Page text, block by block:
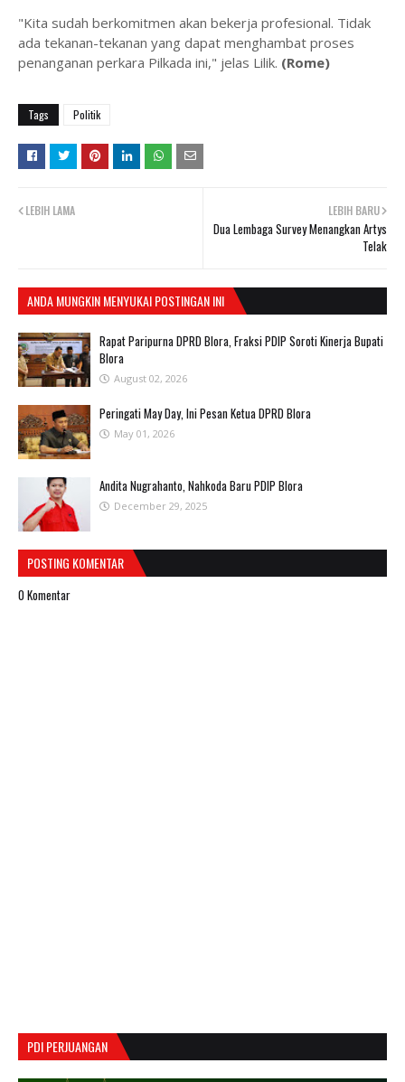
"Kita sudah berkomitmen akan bekerja profesional. Tidak
ada tekanan-tekanan yang dapat menghambat proses
penanganan perkara Pilkada ini," jelas Lilik. (Rome)
Tags Politik
LEBIH BARU
Dua Lembaga Survey Menangkan Artys
Telak
LEBIH LAMA
ANDA MUNGKIN MENYUKAI POSTINGAN INI
Rapat Paripurna DPRD Blora, Fraksi PDIP Soroti Kinerja Bupati
Blora
August 02, 2026
Peringati May Day, Ini Pesan Ketua DPRD Blora
May 01, 2026
Andita Nugrahanto, Nahkoda Baru PDIP Blora
December 29, 2025
POSTING KOMENTAR
0 Komentar
PDI PERJUANGAN